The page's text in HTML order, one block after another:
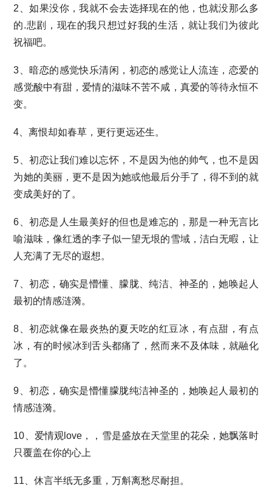
2、如果没你，我就不会去选择现在的他，也就没那么多
的.悲剧，现在的我只想过好我的生活，就让我们为彼此
祝福吧。
3、暗恋的感觉快乐清闲，初恋的感觉让人流连，恋爱的
感觉酸中有甜，爱情的滋味不苦不咸，真爱的等待永恒不
变。
4、离恨却如春草，更行更远还生。
5、初恋让我们难以忘怀，不是因为他的帅气，也不是因
为她的美丽，更不是因为她或他最后分手了，得不到的就
变成美好的了。
6、初恋是人生最美好的但也是难忘的，那是一种无言比
喻滋味，像红透的李子似一望无垠的雪域，洁白无暇，让
人充满了无尽的遐想。
7、初恋，确实是懵懂、朦胧、纯洁、神圣的，她唤起人
最初的情感涟漪。
8、初恋就像在最炎热的夏天吃的红豆冰，有点甜，有点
冰，有的时候冰到舌头都痛了，然而来不及体味，就融化
了。
9、初恋，确实是懵懂朦胧纯洁神圣的，她唤起人最初的
情感涟漪。
10、爱情观love，，雪是盛放在天堂里的花朵，她飘落时
只覆盖在你的心上
11、休言半纸无多重，万斛离愁尽耐担。